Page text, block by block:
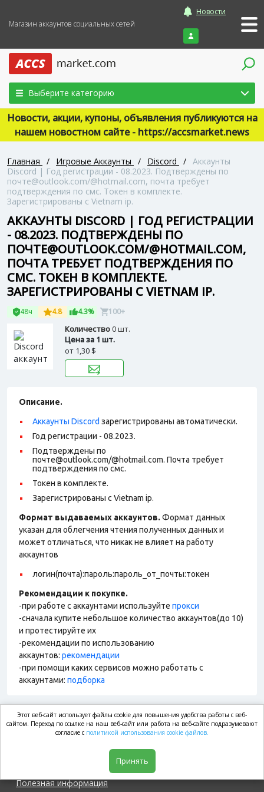
Магазин аккаунтов социальных сетей
Новости
Войти
Выберите категорию
Новости, акции, купоны, объявления публикуются на
нашем новостном сайте - https://accsmarket.news
Главная / Игровые Аккаунты / Discord / Аккаунты
Discord | Год регистрации - 08.2023. Подтверждены по
почте@outlook.com/@hotmail.com, почта требует
подтверждения по смс. Токен в комплекте.
Зарегистрированы с Vietnam ip.
АККАУНТЫ DISCORD | ГОД РЕГИСТРАЦИИ
- 08.2023. ПОДТВЕРЖДЕНЫ ПО
ПОЧТЕ@OUTLOOK.COM/@HOTMAIL.COM,
ПОЧТА ТРЕБУЕТ ПОДТВЕРЖДЕНИЯ ПО
СМС. ТОКЕН В КОМПЛЕКТЕ.
ЗАРЕГИСТРИРОВАНЫ С VIETNAM IP.
48ч 4.8 4.3% 100+
Количество0 шт.
Цена за 1 шт.
от 1,30 $
Описание.
Аккаунты Discord зарегистрированы автоматически.
Год регистрации - 08.2023.
Подтверждены по
почте@outlook.com/@hotmail.com. Почта требует
подтверждения по смс.
Токен в комплекте.
Зарегистрированы с Vietnam ip.
Формат выдаваемых аккаунтов. Формат данных
указан для облегчения чтения полученных данных и
может отличаться, что никак не влияет на работу
аккаунтов
логин(почта):пароль:пароль_от_почты:токен
Рекомендации к покупке.
-при работе с аккаунтами используйте прокси
-сначала купите небольшое количество аккаунтов(до 10)
и протестируйте их
-рекомендации по использованию
аккаунтов: рекомендации
-при помощи каких сервисов можно работать с
аккаунтами: подборка
market.com
Полезная информация
Этот веб-сайт использует файлы cookie для повышения удобства работы с веб-
сайтом. Переход по ссылке на наш веб-сайт или работа на веб-сайте подразумевают
согласие с политикой использования cookie файлов.
Принять